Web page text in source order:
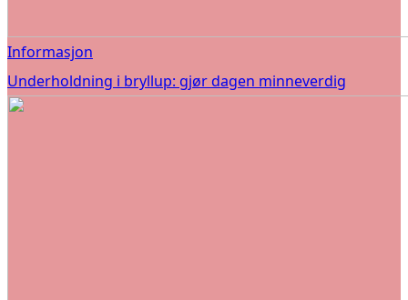
Informasjon
Underholdning i bryllup: gjør dagen minneverdig